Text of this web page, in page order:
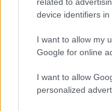
device identifiers in
I want to allow my
Google for online
I want to allow
personalized
Ιατρικό Σύλλογο
για την προστασία